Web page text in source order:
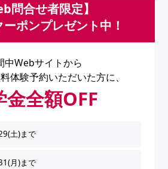
問合せ者限定】
ポンプレゼント中！
中Webサイトから
体験予約いただいた方に、
金全額OFF
土)まで
月)まで